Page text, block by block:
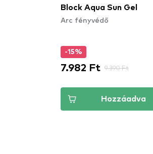
Block Aqua Sun Gel
Arc fényvédő
-15%
7.982 Ft 9.390 Ft
Hozzáadva